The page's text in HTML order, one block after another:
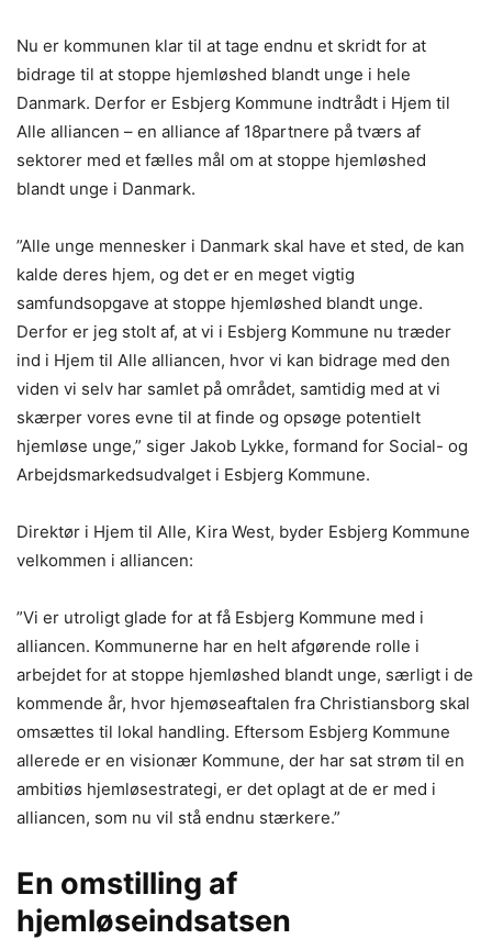
Nu er kommunen klar til at tage endnu et skridt for at
bidrage til at stoppe hjemløshed blandt unge i hele
Danmark. Derfor er Esbjerg Kommune indtrådt i Hjem til
Alle alliancen – en alliance af 18partnere på tværs af
sektorer med et fælles mål om at stoppe hjemløshed
blandt unge i Danmark.
”Alle unge mennesker i Danmark skal have et sted, de kan
kalde deres hjem, og det er en meget vigtig
samfundsopgave at stoppe hjemløshed blandt unge.
Derfor er jeg stolt af, at vi i Esbjerg Kommune nu træder
ind i Hjem til Alle alliancen, hvor vi kan bidrage med den
viden vi selv har samlet på området, samtidig med at vi
skærper vores evne til at finde og opsøge potentielt
hjemløse unge,” siger Jakob Lykke, formand for Social- og
Arbejdsmarkedsudvalget i Esbjerg Kommune.
Direktør i Hjem til Alle, Kira West, byder Esbjerg Kommune
velkommen i alliancen:
”Vi er utroligt glade for at få Esbjerg Kommune med i
alliancen. Kommunerne har en helt afgørende rolle i
arbejdet for at stoppe hjemløshed blandt unge, særligt i de
kommende år, hvor hjemøseaftalen fra Christiansborg skal
omsættes til lokal handling. Eftersom Esbjerg Kommune
allerede er en visionær Kommune, der har sat strøm til en
ambitiøs hjemløsestrategi, er det oplagt at de er med i
alliancen, som nu vil stå endnu stærkere.”
En omstilling af
hjemløseindsatsen